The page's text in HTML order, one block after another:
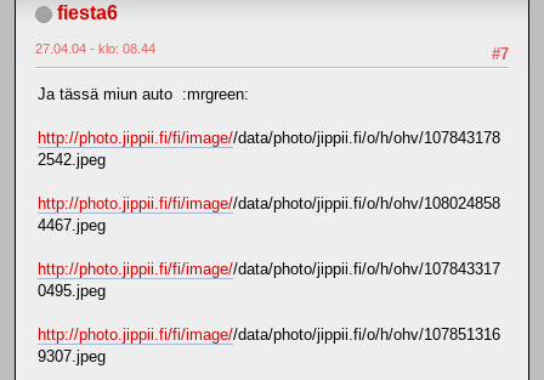
fiesta6
#7
27.04.04 - klo: 08.44
Ja tässä miun auto :mrgreen:
http://photo.jippii.fi/fi/image//data/photo/jippii.fi/o/h/ohv/107843178
2542.jpeg
http://photo.jippii.fi/fi/image//data/photo/jippii.fi/o/h/ohv/108024858
4467.jpeg
http://photo.jippii.fi/fi/image//data/photo/jippii.fi/o/h/ohv/107843317
0495.jpeg
http://photo.jippii.fi/fi/image//data/photo/jippii.fi/o/h/ohv/107851316
9307.jpeg